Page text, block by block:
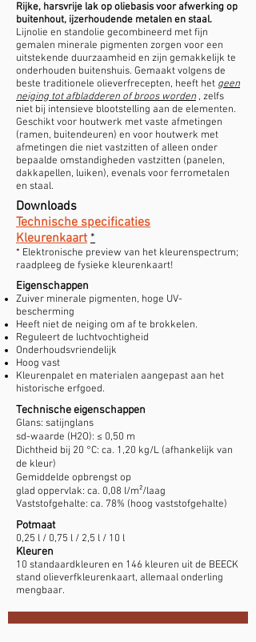
Rijke, harsvrije lak op oliebasis voor afwerking op
buitenhout, ijzerhoudende metalen en staal.
Lijnolie en standolie gecombineerd met fijn
gemalen minerale pigmenten zorgen voor een
uitstekende duurzaamheid en zijn gemakkelijk te
onderhouden buitenshuis. Gemaakt volgens de
beste traditionele olieverfrecepten, heeft het geen
neiging tot afbladderen of broos worden , zelfs
niet bij intensieve blootstelling aan de elementen.
Geschikt voor houtwerk met vaste afmetingen
(ramen, buitendeuren) en voor houtwerk met
afmetingen die niet vastzitten of alleen onder
bepaalde omstandigheden vastzitten (panelen,
dakkapellen, luiken), evenals voor ferrometalen
en staal.
Downloads
Technische specificaties
Kleurenkaart *
* Elektronische preview van het kleurenspectrum;
raadpleeg de fysieke kleurenkaart!
Eigenschappen
Zuiver minerale pigmenten, hoge UV-
bescherming
Heeft niet de neiging om af te brokkelen.
Reguleert de luchtvochtigheid
Onderhoudsvriendelijk
Hoog vast
Kleurenpalet en materialen aangepast aan het
historische erfgoed.
Technische eigenschappen
Glans: satijnglans
sd-waarde (H2O): ≤ 0,50 m
Dichtheid bij 20 °C: ca. 1,20 kg/L (afhankelijk van
de kleur)
Gemiddelde opbrengstop
glad oppervlak: ca. 0,08 l/m²/laag
Vaststofgehalte: ca. 78% (hoog vaststofgehalte)
Potmaat
0,25 l / 0,75 l / 2,5 l / 10 l
Kleuren
10 standaardkleuren en 146 kleuren uit de BEECK
stand olieverfkleurenkaart, allemaal onderling
mengbaar.